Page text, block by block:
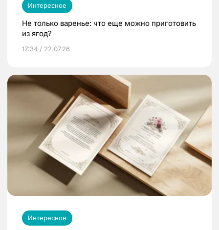
Интересное
Не только варенье: что еще можно приготовить
из ягод?
17:34 / 22.07.26
Интересное